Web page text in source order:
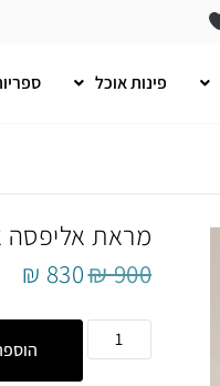
פינות אוכל
מראת אליפסה
₪900
₪ 830